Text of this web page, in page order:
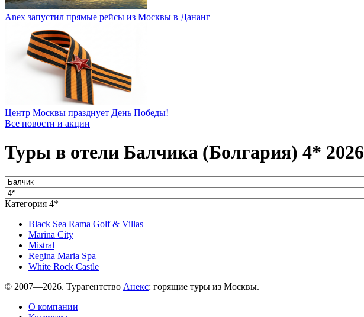
Anex запустил прямые рейсы из Москвы в Дананг
Центр Москвы празднует День Победы!
Все новости и акции
Туры в отели Балчика (Болгария) 4* 2026
Категория 4*
Black Sea Rama Golf & Villas
Marina City
Mistral
Regina Maria Spa
White Rock Castle
© 2007—2026. Турагентство Анекс: горящие туры из Москвы.
О компании